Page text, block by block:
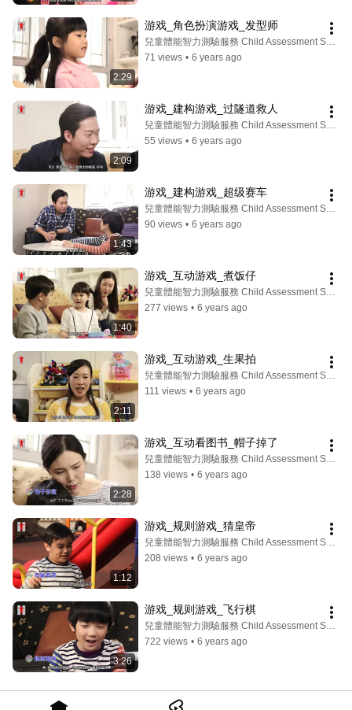
2:29
游戏_角色扮演游戏_发型师
兒童體能智力測驗服務 Child Assessment Service
71 views • 6 years ago
2:09
游戏_建构游戏_过隧道救人
兒童體能智力測驗服務 Child Assessment Service
55 views • 6 years ago
1:43
游戏_建构游戏_超级赛车
兒童體能智力測驗服務 Child Assessment Service
90 views • 6 years ago
1:40
游戏_互动游戏_煮饭仔
兒童體能智力測驗服務 Child Assessment Service
277 views • 6 years ago
2:11
游戏_互动游戏_生果拍
兒童體能智力測驗服務 Child Assessment Service
111 views • 6 years ago
2:28
游戏_互动看图书_帽子掉了
兒童體能智力測驗服務 Child Assessment Service
138 views • 6 years ago
1:12
游戏_规则游戏_猜皇帝
兒童體能智力測驗服務 Child Assessment Service
208 views • 6 years ago
3:26
游戏_规则游戏_飞行棋
兒童體能智力測驗服務 Child Assessment Service
722 views • 6 years ago